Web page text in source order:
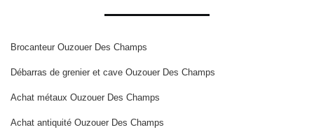
Brocanteur Ouzouer Des Champs
Débarras de grenier et cave Ouzouer Des Champs
Achat métaux Ouzouer Des Champs
Achat antiquité Ouzouer Des Champs